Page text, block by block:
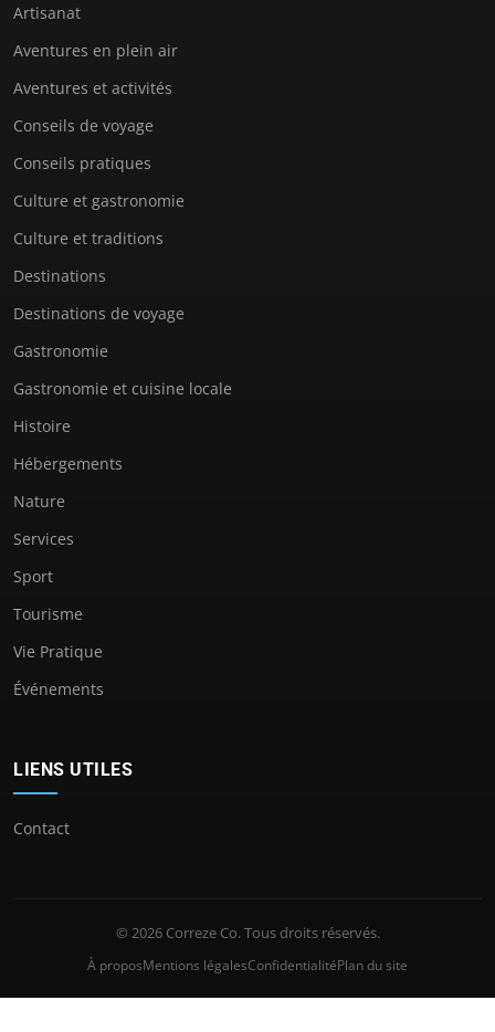
Artisanat
Aventures en plein air
Aventures et activités
Conseils de voyage
Conseils pratiques
Culture et gastronomie
Culture et traditions
Destinations
Destinations de voyage
Gastronomie
Gastronomie et cuisine locale
Histoire
Hébergements
Nature
Services
Sport
Tourisme
Vie Pratique
Événements
LIENS UTILES
Contact
© 2026 Correze Co. Tous droits réservés.
À proposMentions légalesConfidentialitéPlan du site